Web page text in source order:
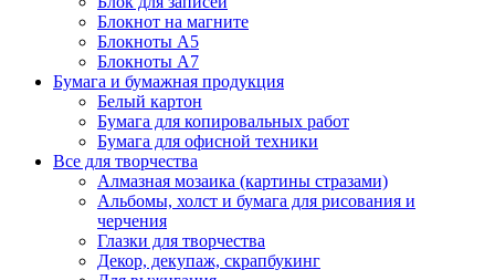
Блокнот на магните
Блокноты А5
Блокноты А7
Бумага и бумажная продукция
Белый картон
Бумага для копировальных работ
Бумага для офисной техники
Все для творчества
Алмазная мозаика (картины стразами)
Альбомы, холст и бумага для рисования и
черчения
Глазки для творчества
Декор, декупаж, скрапбукинг